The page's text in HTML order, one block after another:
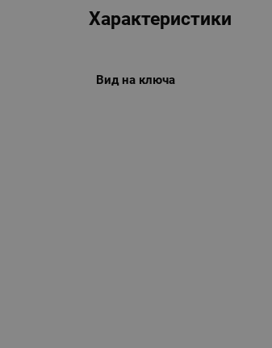
Характеристики
Вид на ключа